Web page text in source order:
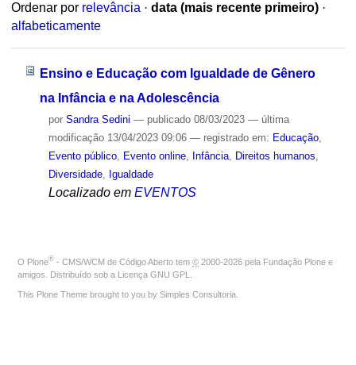
Ordenar por relevância · data (mais recente primeiro) ·
alfabeticamente
Ensino e Educação com Igualdade de Gênero
na Infância e na Adolescência
por Sandra Sedini — publicado08/03/2023 — última
modificação13/04/2023 09:06 — registrado em: Educação,
Evento público, Evento online, Infância, Direitos humanos
Diversidade, Igualdade
Localizado em EVENTOS
O Plone® - CMS/WCM de Código Aberto tem © 2000-2026 pela Fundação Plone e
amigos. Distribuído sob a Licença GNU GPL
This Plone Theme brought to you by Simples Consultoria